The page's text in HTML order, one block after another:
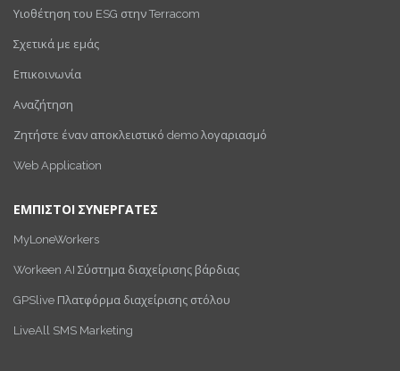
Υιοθέτηση του ESG στην Terracom
Σχετικά με εμάς
Επικοινωνία
Αναζήτηση
Ζητήστε έναν αποκλειστικό demo λογαριασμό
Web Application
ΕΜΠΙΣΤΟΙ ΣΥΝΕΡΓΑΤΕΣ
MyLoneWorkers
Workeen AI Σύστημα διαχείρισης βάρδιας
GPSlive Πλατφόρμα διαχείρισης στόλου
LiveAll SMS Marketing